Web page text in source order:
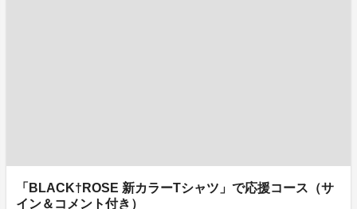
「BLACK†ROSE 新カラーTシャツ」で応援コース（サ
イン＆コメント付き）